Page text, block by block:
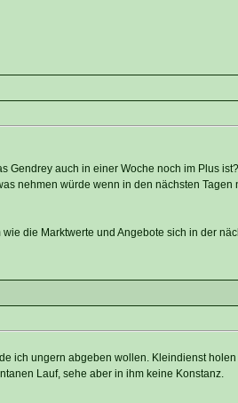
Gendrey auch in einer Woche noch im Plus
nehmen würde wenn in den nächsten Tagen
die Marktwerte und Angebote sich in der
ich ungern abgeben wollen. Kleindienst holen
Lauf, sehe aber in ihm keine Konstanz.